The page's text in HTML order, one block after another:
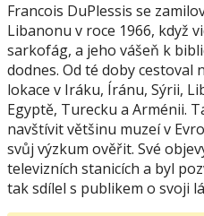
Francois DuPlessis se
Libanonu v roce 1966, když
sarkofág, a jeho vášeň k
dodnes. Od té doby cestoval
lokace v Iráku, Íránu, Sýrii,
Egyptě, Turecku a Arménii.
navštívit většinu muzeí v
svůj výzkum ověřit. Své
televizních stanicích a byl
tak sdílel s publikem o svoji